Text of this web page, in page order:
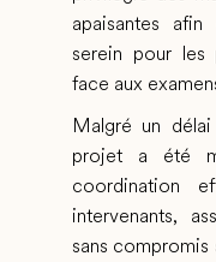
apaisantes
serein pour les
face aux
Malgré un
projet a été
coordination
intervenants,
sans